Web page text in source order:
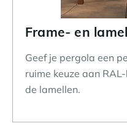
Frame- en
Geef je pergola een
ruime keuze aan
de lamellen.